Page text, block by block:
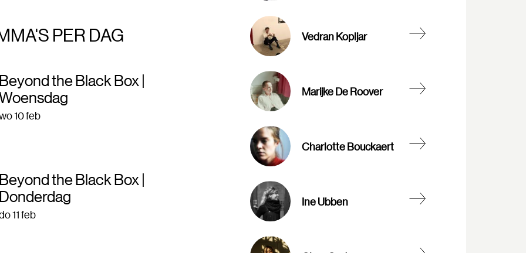
PER DAG
the Black Box |
10 feb
the Black Box |
11 feb
Vedran Kopljar
Marijke De Roover
Charlotte Bouckaert
Ine Ubben